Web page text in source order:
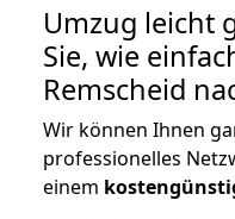
Umzug leicht
Sie, wie
Remscheid
Wir können Ihnen
professionelles
einem